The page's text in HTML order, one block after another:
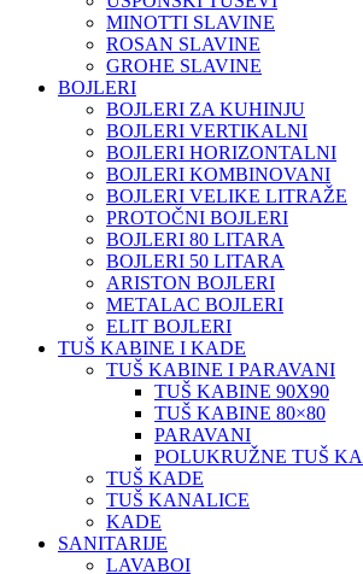
MINOTTI SLAVINE
ROSAN SLAVINE
GROHE SLAVINE
BOJLERI
BOJLERI ZA KUHINJU
BOJLERI VERTIKALNI
BOJLERI HORIZONTALNI
BOJLERI KOMBINOVANI
BOJLERI VELIKE LITRAŽE
PROTOČNI BOJLERI
BOJLERI 80 LITARA
BOJLERI 50 LITARA
ARISTON BOJLERI
METALAC BOJLERI
ELIT BOJLERI
TUŠ KABINE I KADE
TUŠ KABINE I PARAVANI
TUŠ KABINE 90X90
TUŠ KABINE 80×80
PARAVANI
POLUKRUŽNE TUŠ
TUŠ KADE
TUŠ KANALICE
KADE
SANITARIJE
LAVABOI